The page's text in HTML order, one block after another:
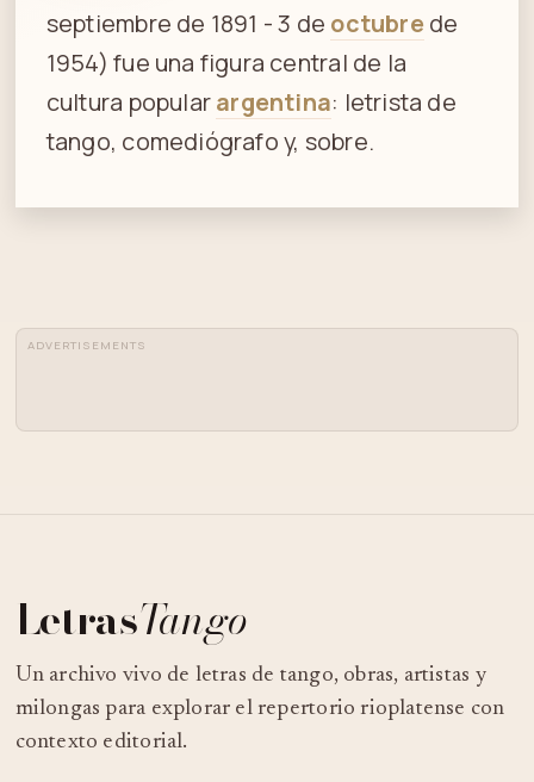
septiembre de 1891 - 3 de octubre de
1954) fue una figura central de la
cultura popularargentina: letrista de
tango, comediógrafo y, sobre.
ADVERTISEMENTS
LetrasTango
Un archivo vivo de letras de tango, obras, artistas y
milongas para explorar el repertorio rioplatense con
contexto editorial.